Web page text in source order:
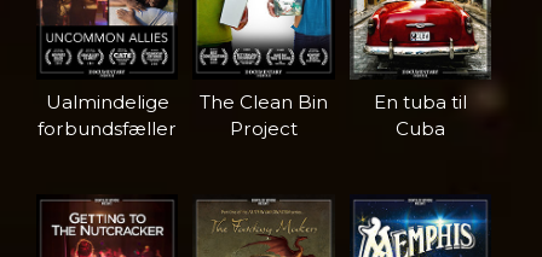
Ualmindelige
forbundsfæller
The Clean Bin
Project
En tuba til
Cuba